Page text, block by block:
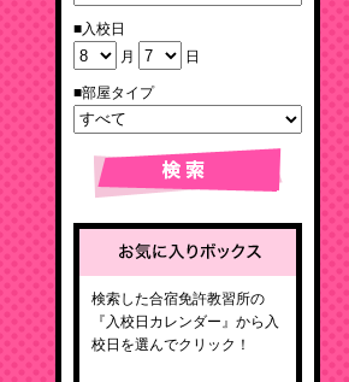
■入校日
月
日
■部屋タイプ
検索した合宿免許教習所の
『入校日カレンダー』から入
校日を選んでクリック！